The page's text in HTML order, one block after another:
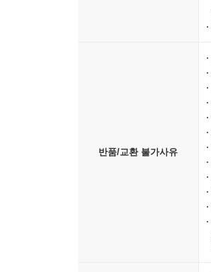
반품/교환 불가사유